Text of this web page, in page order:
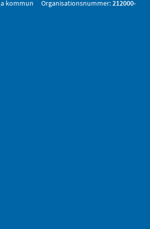
kommun Organisationsnummer:212000-